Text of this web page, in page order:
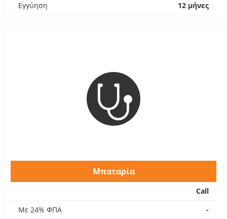
Εγγύηση
12 μήνες
Μπαταρία
Call
Με 24% ΦΠΑ
-